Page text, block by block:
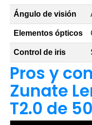
Ángulo de visión
Elementos ópticos
Control de iris
Pros y
Zunate
T2.0 de